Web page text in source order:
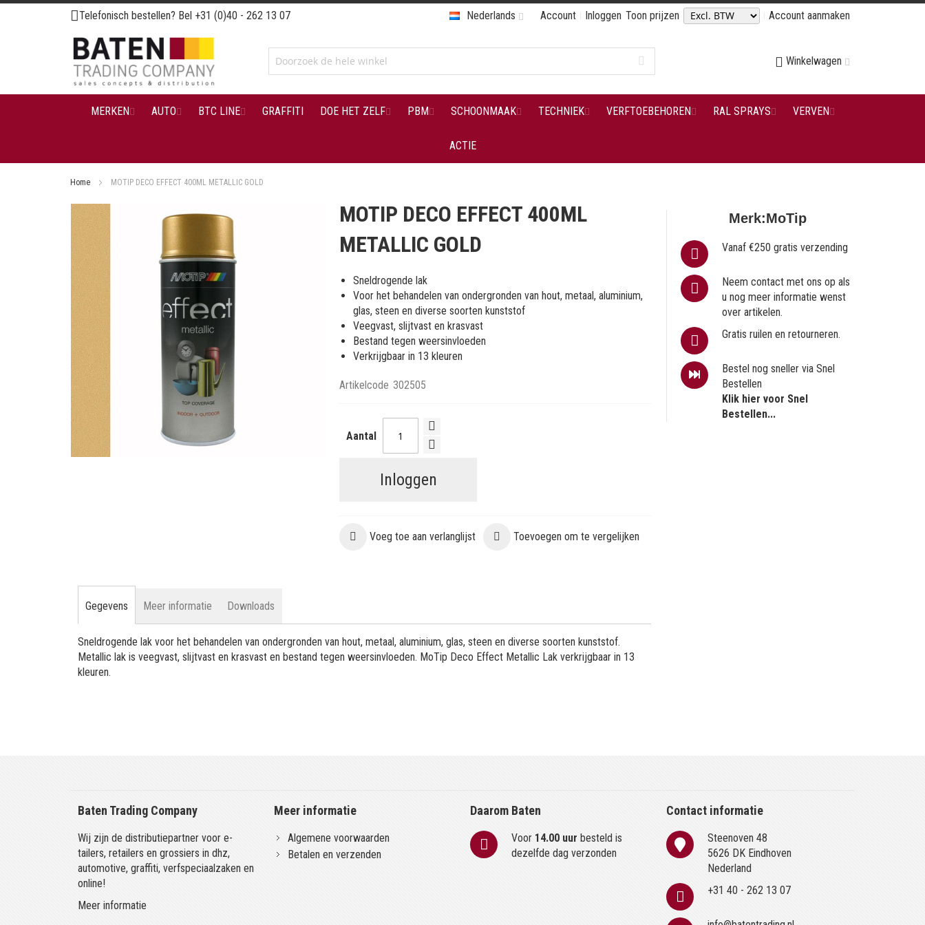
Ga
naar
de
inhoud
Telefonisch bestellen? Bel +31 (0)40 - 262 13 07 Account Inloggen Toon prijzen Account aanmaken
Nederlands
Winkelwagen
MERKEN AUTO BTC LINE GRAFFITI DOE HET ZELF PBM SCHOONMAAK TECHNIEK VERFTOEBEHOREN RAL SPRAYS VERVEN
ACTIE
Home MOTIP DECO EFFECT 400ML METALLIC GOLD
Ga
einde
van
de
afbeeldingen-
gallerij
MOTIP DECO EFFECT 400ML
METALLIC GOLD
Sneldrogende lak
Voor het behandelen van ondergronden van hout, metaal, aluminium,
glas, steen en diverse soorten kunststof
Veegvast, slijtvast en krasvast
Bestand tegen weersinvloeden
Verkrijgbaar in 13 kleuren
Artikelcode 302505
Aantal
Inloggen
Voeg toe aan verlanglijst Toevoegen om te vergelijken
Merk:MoTip
Vanaf €250 gratis verzending
Neem contact met ons op als
u nog meer informatie wenst
over artikelen.
Gratis ruilen en retourneren.
Bestel nog sneller via Snel
Bestellen
Klik hier voor Snel
Bestellen...
Gegevens
Sneldrogende lak voor het behandelen van ondergronden van hout, metaal, aluminium, glas, steen en diverse soorten kunststof.
Metallic lak is veegvast, slijtvast en krasvast en bestand tegen weersinvloeden. MoTip Deco Effect Metallic Lak verkrijgbaar in 13
kleuren.
Meer informatie Downloads
Baten Trading Company
Wij zijn de distributiepartner voor e-
tailers, retailers en grossiers in dhz,
automotive, graffiti, verfspeciaalzaken en
online!
Meer informatie
Meer informatie
Algemene voorwaarden
Betalen en verzenden
Daarom Baten
Voor 14.00 uur besteld is
dezelfde dag verzonden
Contact informatie
Steenoven 48
5626 DK Eindhoven
Nederland
+31 40 - 262 13 07